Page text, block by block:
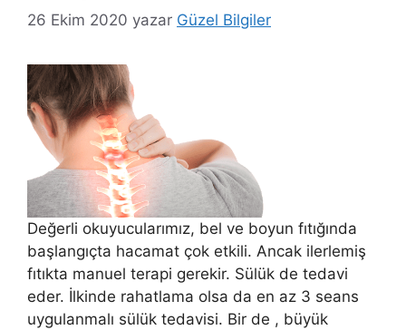
26 Ekim 2020 yazar Güzel Bilgiler
Değerli okuyucularımız, bel ve boyun fıtığında
başlangıçta hacamat çok etkili. Ancak ilerlemiş
fıtıkta manuel terapi gerekir. Sülük de tedavi
eder. İlkinde rahatlama olsa da en az 3 seans
uygulanmalı sülük tedavisi. Bir de , büyük